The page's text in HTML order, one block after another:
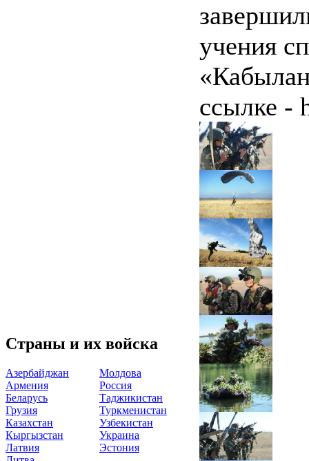
Страны и их войска
Азербайджан
Армения
Беларусь
Грузия
Казахстан
Кыргызстан
Латвия
Молдова
Россия
Таджикистан
Туркменистан
Узбекистан
Украина
Эстония
учения
ссылке -